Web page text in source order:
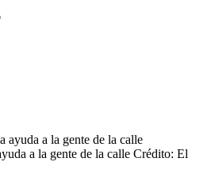
a la gente de la calle Crédito: El